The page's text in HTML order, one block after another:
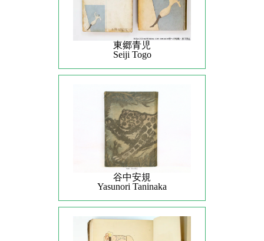
東郷青児
Seiji Togo
谷中安規
Yasunori Taninaka